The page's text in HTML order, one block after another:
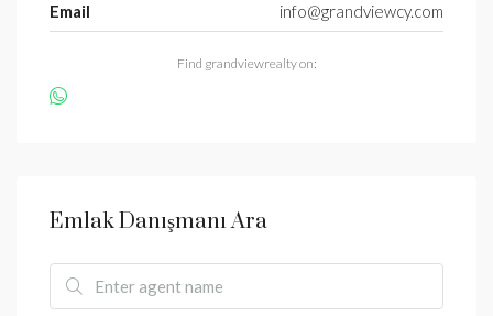
Email
info@grandviewcy.com
Find grandviewrealty on:
Emlak Danışmanı Ara